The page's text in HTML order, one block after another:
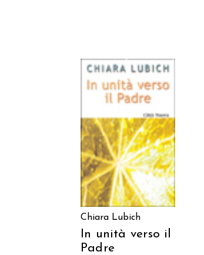
AGGIUNGI AL
CARRELLO
Chiara Lubich
In unità verso il
Padre